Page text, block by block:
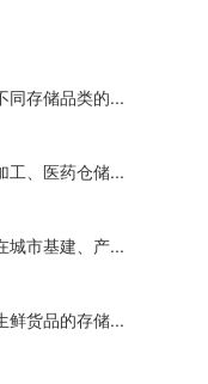
同存储品类的...
工、医药仓储...
城市基建、产...
鲜货品的存储...